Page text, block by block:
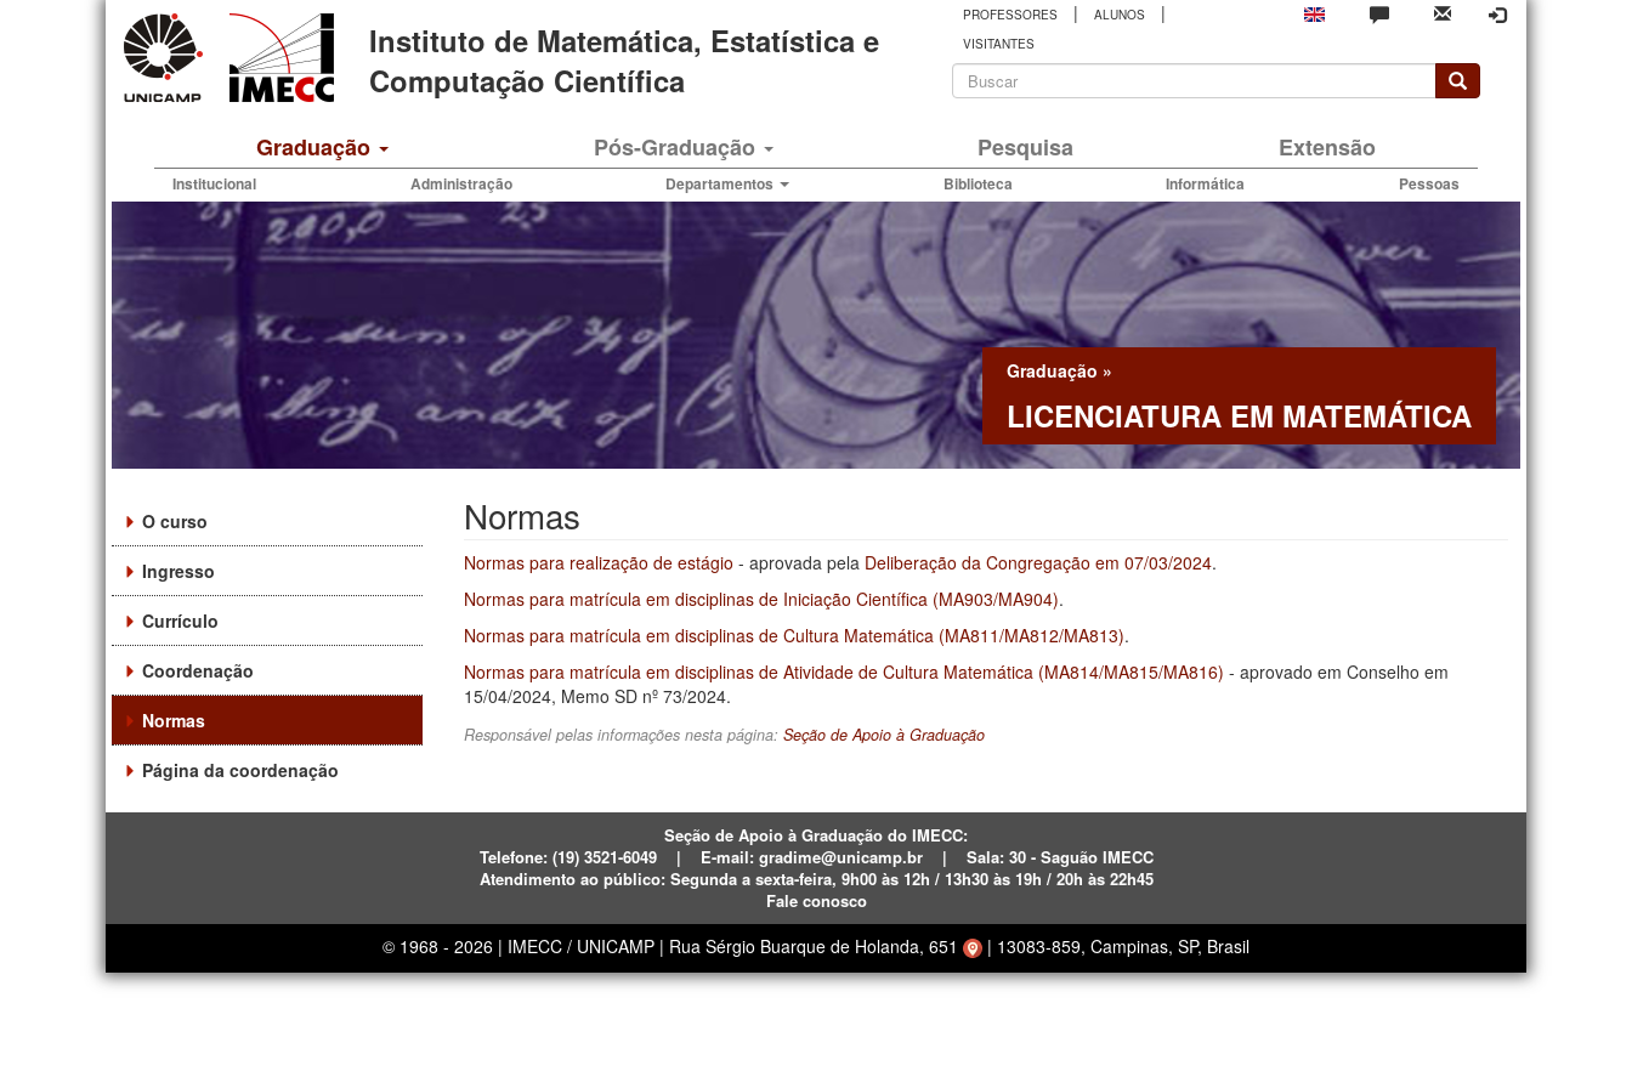
Instituto de Matemática, Estatística e
Computação Científica
PROFESSORES | ALUNOS |
VISITANTES
Formulário
busca
Graduação Pós-Graduação Pesquisa Extensão
Institucional Administração Departamentos Biblioteca Informática Pessoas
Graduação »
LICENCIATURA EM MATEMÁTICA
O curso
Ingresso
Currículo
Coordenação
Normas
Página da coordenação
Normas
Normas para realização de estágio - aprovada pela Deliberação da Congregação em 07/03/2024.
Normas para matrícula em disciplinas de Iniciação Científica (MA903/MA904).
Normas para matrícula em disciplinas de Cultura Matemática (MA811/MA812/MA813).
Normas para matrícula em disciplinas de Atividade de Cultura Matemática (MA814/MA815/MA816) - aprovado em Conselho em
15/04/2024, Memo SD nº 73/2024.
Responsável pelas informações nesta página: Seção de Apoio à Graduação
Seção de Apoio à Graduação do IMECC:
Telefone: (19) 3521-6049 | E-mail: gradime@unicamp.br |
Sala: 30 - Saguão IMECC
Atendimento ao público: Segunda a sexta-feira, 9h00 às 12h / 13h30 às 19h / 20h às 22h45
Fale conosco
© 1968 - 2026 | IMECC / UNICAMP | Rua Sérgio Buarque de Holanda, 651 | 13083-859, Campinas, SP, Brasil